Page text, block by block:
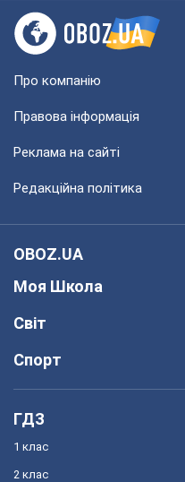
Про компанію
Правова інформація
Реклама на сайті
Редакційна політика
OBOZ.UA
Моя Школа
Світ
Спорт
ГДЗ
1 клас
2 клас